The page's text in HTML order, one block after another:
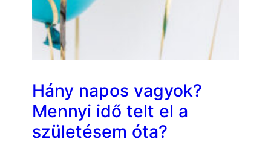
Hány napos vagyok?
Mennyi idő telt el a
születésem óta?